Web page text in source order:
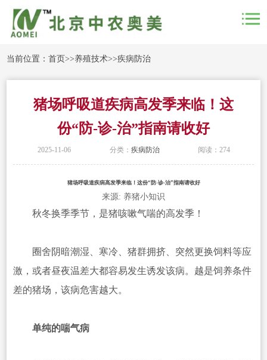
当前位置：首页>>养殖技术>>疾病防治
猪场呼吸道疾病高发季来临！这
份“防-诊-治”指南请收好
2025-11-06 分类： 疾病防治 阅读：274
猪场呼吸道疾病高发季来临！这份“防-诊-治”指南请收好
来源: 养猪小知识
秋冬换季季节，是猪咳嗽气喘的高发季！
圈舍阴暗潮湿、寒冷、猪群拥挤、突然更换饲料等应
激，或者昼夜温差大都容易发生诱发该病。越是饲养条件
差的猪场，该病危害越大。
单纯的喘气病